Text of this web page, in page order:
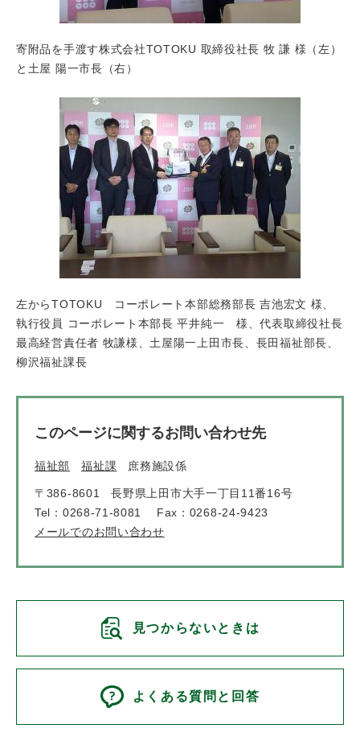
寄附品を手渡す株式会社TOTOKU 取締役社長 牧 謙 様（左）
と土屋 陽一市長（右）​
左からTOTOKU コーポレート本部総務部長 吉池宏文 様、
執行役員 コーポレート本部長 平井純一 様、代表取締役社長
最高経営責任者 牧謙様、土屋陽一上田市長、長田福祉部長、
柳沢福祉課長
このページに関するお問い合わせ先
福祉部 福祉課 庶務施設係
〒386-8601
長野県上田市大手一丁目11番16号
Tel：0268-71-8081
Fax：0268-24-9423
メールでのお問い合わせ
見つからないときは
よくある質問と回答